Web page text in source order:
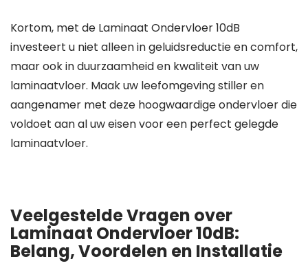
Kortom, met de Laminaat Ondervloer 10dB
investeert u niet alleen in geluidsreductie en comfort,
maar ook in duurzaamheid en kwaliteit van uw
laminaatvloer. Maak uw leefomgeving stiller en
aangenamer met deze hoogwaardige ondervloer die
voldoet aan al uw eisen voor een perfect gelegde
laminaatvloer.
Veelgestelde Vragen over
Laminaat Ondervloer 10dB:
Belang, Voordelen en Installatie